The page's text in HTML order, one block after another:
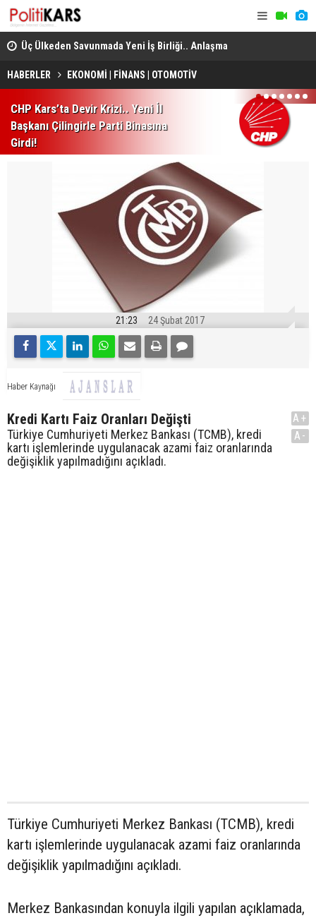
Üç Ülkeden Savunmada Yeni İş Birliği.. Anlaşma
Mekke'de Düzenlenen Zirvede İmzalandı!
HABERLER EKONOMİ | FİNANS | OTOMOTİV
CHP Kars’ta Devir Krizi.. Yeni İl
Başkanı Çilingirle Parti Binasına
Girdi!
1 2 3 4 5 6 7
21:23 24 Şubat 2017
Haber Kaynağı
Kredi Kartı Faiz Oranları Değişti
Türkiye Cumhuriyeti Merkez Bankası (TCMB), kredi
kartı işlemlerinde uygulanacak azami faiz oranlarında
değişiklik yapılmadığını açıkladı.
A+
A-
Türkiye Cumhuriyeti Merkez Bankası (TCMB), kredi
kartı işlemlerinde uygulanacak azami faiz oranlarında
değişiklik yapılmadığını açıkladı.
Merkez Bankasından konuyla ilgili yapılan açıklamada,